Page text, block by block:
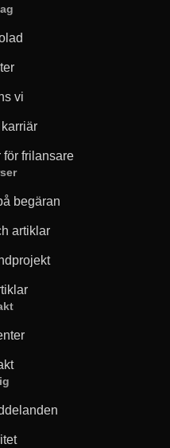
vi
frilansare
begäran
artiklar